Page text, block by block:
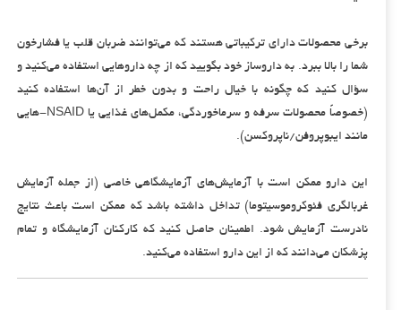
برخی محصولات دارای ترکیباتی هستند که می‌توانند ضربان قلب یا فشارخون
شما را بالا ببرد. به داروساز خود بگویید که از چه داروهایی استفاده می‌کنید و
سؤال کنید که چگونه با خیال راحت و بدون خطر از آن‌ها استفاده کنید
(خصوصاً محصولات سرفه و سرماخوردگی، مکمل‌های غذایی یا NSAID-هایی
مانند ایبوپروفن/ناپروکسن).
این دارو ممکن است با آزمایش‌های آزمایشگاهی خاصی (از جمله آزمایش
غربالگری فئوکروموسیتوما) تداخل داشته باشد که ممکن است باعث نتایج
نادرست آزمایش شود. اطمینان حاصل کنید که کارکنان آزمایشگاه و تمام
پزشکان می‌دانند که از این دارو استفاده می‌کنید.